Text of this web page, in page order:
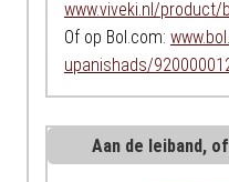
www.viveki.nl/
Of op Bol.com:
upanishads/
Aan de leiband,